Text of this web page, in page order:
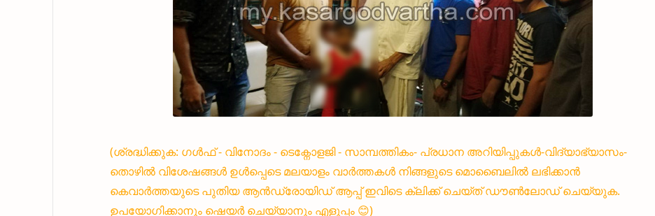
(ശ്രദ്ധിക്കുക: ഗൾഫ് - വിനോദം - ടെക്നോളജി - സാമ്പത്തികം- പ്രധാന അറിയിപ്പുകൾ-വിദ്യാഭ്യാസം-
തൊഴിൽ വിശേഷങ്ങൾ ഉൾപ്പെടെ മലയാളം വാർത്തകൾ നിങ്ങളുടെ മൊബൈലിൽ ലഭിക്കാൻ
കെവാർത്തയുടെ പുതിയ ആൻഡ്രോയിഡ് ആപ്പ് ഇവിടെ ക്ലിക്ക് ചെയ്ത് ഡൗൺലോഡ് ചെയ്യുക.
ഉപയോഗിക്കാനും ഷെയർ ചെയ്യാനും എളുപ്പം 😊)